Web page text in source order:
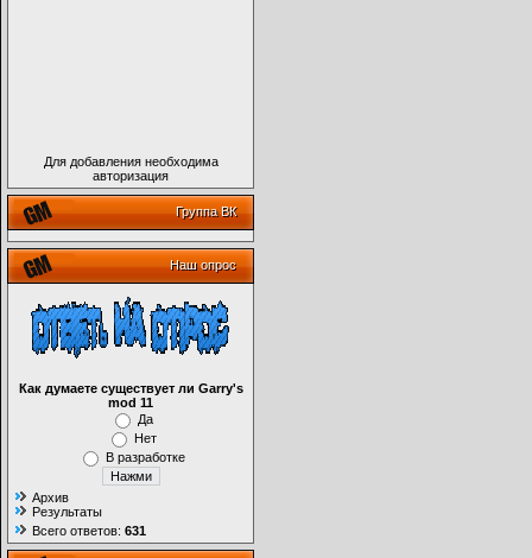
Для добавления необходима
авторизация
Группа ВК
Наш опрос
Как думаете существует ли Garry's
mod 11
Да
Нет
В разработке
Архив
Результаты
Всего ответов: 631